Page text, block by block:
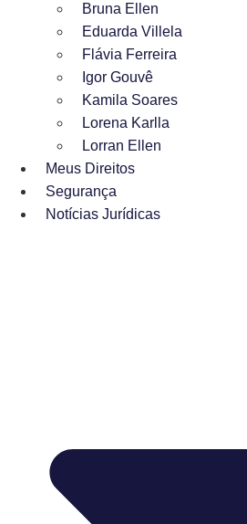
Bruna Ellen
Eduarda Villela
Flávia Ferreira
Igor Gouvê
Kamila Soares
Lorena Karlla
Lorran Ellen
Meus Direitos
Segurança
Notícias Jurídicas